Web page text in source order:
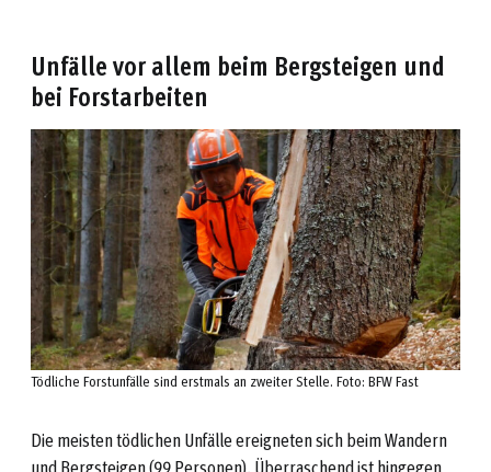
Unfälle vor allem beim Bergsteigen und
bei Forstarbeiten
Tödliche Forstunfälle sind erstmals an zweiter Stelle. Foto: BFW Fast
Die meisten tödlichen Unfälle ereigneten sich beim Wandern